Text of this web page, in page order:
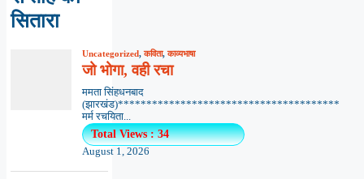
सितारा
Uncategorized,कविता,काव्यभाषा
जो भोगा, वही रचा
ममता सिंहधनबाद
(झारखंड)***************************************
मर्म रचयिता...
Total Views : 34
August 1, 2026